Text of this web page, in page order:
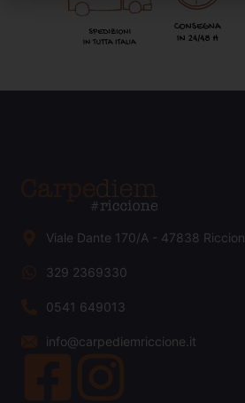
Viale Dante 170/A - 47838
329 2369330
0541 649013
info@carpediemriccione.it